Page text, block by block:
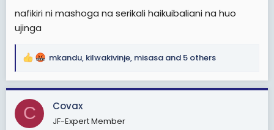
nafikiri ni mashoga na serikali haikuibaliani na huo
ujinga
R
a
c
t
i
mkandu, kilwakivinje, misasa and 5 others
C Covax
JF-Expert Member